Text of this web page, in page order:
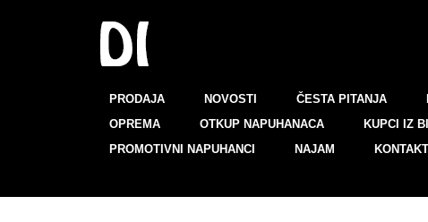
PRODAJA NOVOSTI ČESTA PITANJA
OPREMA
OTKUP NAPUHANACA
KUPCI IZ
PROMOTIVNI NAPUHANCI
NAJAM KONTAKT